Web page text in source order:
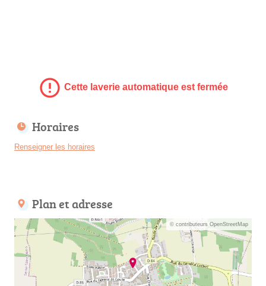
Cette laverie automatique est fermée
Horaires
Renseigner les horaires
Plan et adresse
© contributeurs OpenStreetMap